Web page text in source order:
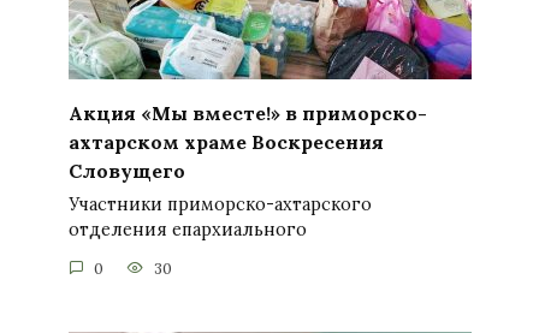
Акция «Мы вместе!» в приморско-
ахтарском храме Воскресения
Словущего
Участники приморско-ахтарского
отделения епархиального
0 30